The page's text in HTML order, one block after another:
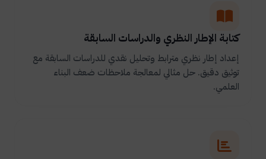
كتابة الإطار النظري والدراسات السابقة
إعداد إطار نظري مترابط وتحليل نقدي للدراسات السابقة مع
توثيق دقيق. حل مثالي لمعالجة ملاحظات ضعف البناء
العلمي.